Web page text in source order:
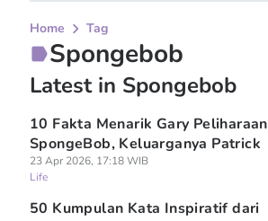
Home Tag
Spongebob
Latest in Spongebob
10 Fakta Menarik Gary Peliharaan
SpongeBob, Keluarganya Patrick
23 Apr 2026, 17:18 WIB
Life
50 Kumpulan Kata Inspiratif dari